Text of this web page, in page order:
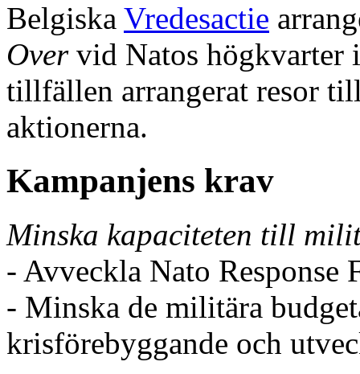
Belgiska Vredesactie
Overvid Natos högkvarter
tillfällen arrangerat resor
aktionerna.
Kampanjens krav
Minska kapaciteten till
- Avveckla Nato Response
- Minska de militära
krisförebyggande och